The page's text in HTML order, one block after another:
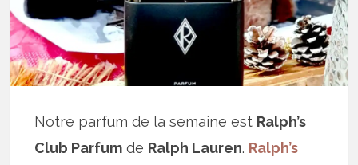
Notre parfum de la semaine est Ralph’s
Club Parfum de Ralph Lauren. Ralph’s